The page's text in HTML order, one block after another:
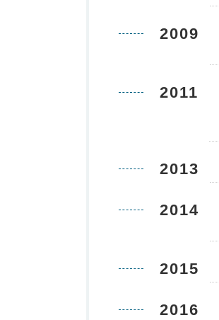
2009
2011
2013
2014
2015
2016